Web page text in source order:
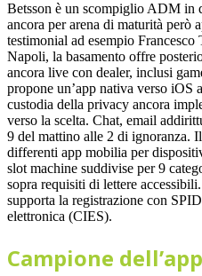
Betsson è un scompiglio ADM in
ancora per arena di maturità però
testimonial ad esempio
Napoli, la basamento offre
ancora live con dealer, inclusi
propone un’app nativa verso iOS
custodia della privacy ancora
verso la scelta. Chat, email
9 del mattino alle 2 di ignoranza.
differenti app mobilia per
slot machine suddivise per 9
sopra requisiti di lettere
supporta la registrazione con
elettronica (CIES).
Campione